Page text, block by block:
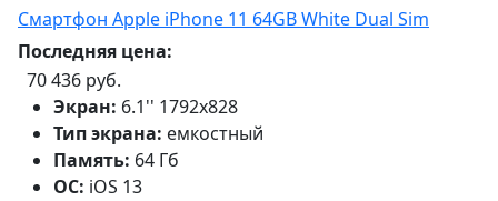
Смартфон Apple iPhone 11 64GB White Dual Sim
Последняя цена:
70 436 руб.
Экран: 6.1'' 1792x828
Тип экрана: емкостный
Память: 64 Гб
ОС: iOS 13